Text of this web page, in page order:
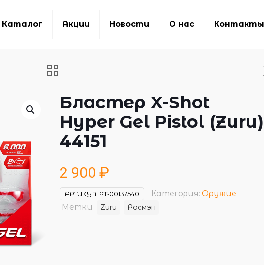
Каталог Акции Новости О нас Контакты
Бластер X-Shot
Hyper Gel Pistol (Zuru)
44151
2 900 ₽
АРТИКУЛ: РТ-00137540 Категория: Оружие
Метки:
Zuru Росмэн